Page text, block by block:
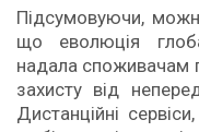
Підсумовуючи,
що еволюція
надала споживачам
захисту від
Дистанційні